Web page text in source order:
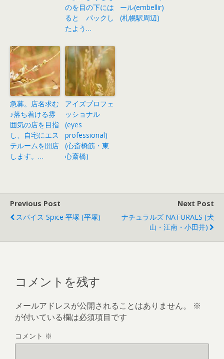
のを目の下には
ると パックし
たよう…
ール(embellir)
(札幌駅周辺)
急募。店名求む
♪落ち着ける雰
囲気の店を目指
し、自宅にエス
テルームを開店
します。…
アイズプロフェ
ッショナル
(eyes
professional)
(心斎橋筋・東
心斎橋)
Previous Post
スパイス Spice 平塚 (平塚)
Next Post
ナチュラルズ NATURALS (犬
山・江南・小田井)
コメントを残す
メールアドレスが公開されることはありません。
※
が付いている欄は必須項目です
コメント ※